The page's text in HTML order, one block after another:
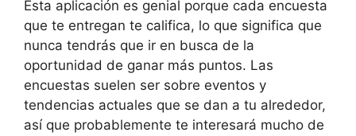
Esta aplicación es genial porque cada encuesta
que te entregan te califica, lo que significa que
nunca tendrás que ir en busca de la
oportunidad de ganar más puntos. Las
encuestas suelen ser sobre eventos y
tendencias actuales que se dan a tu alrededor,
así que probablemente te interesará mucho de